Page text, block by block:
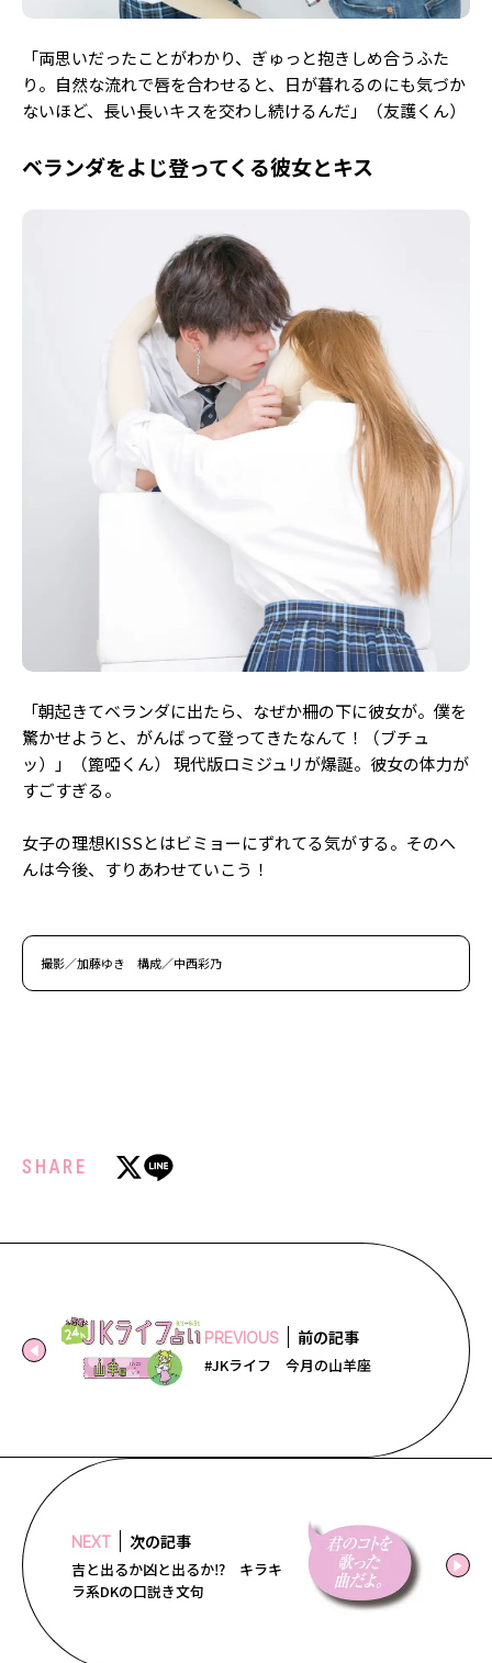
「両思いだったことがわかり、ぎゅっと抱きしめ合うふた
り。自然な流れで唇を合わせると、日が暮れるのにも気づか
ないほど、長い長いキスを交わし続けるんだ」（友護くん）
ベランダをよじ登ってくる彼女とキス
「朝起きてベランダに出たら、なぜか柵の下に彼女が。僕を
驚かせようと、がんばって登ってきたなんて！（ブチュ
ッ）」（篦啞くん） 現代版ロミジュリが爆誕。彼女の体力が
すごすぎる。
女子の理想KISSとはビミョーにずれてる気がする。そのへ
んは今後、すりあわせていこう！
撮影／加藤ゆき 構成／中西彩乃
SHARE
PREVIOUS 前の記事
#JKライフ 今月の山羊座
NEXT 次の記事
吉と出るか凶と出るか⁉ キラキ
ラ系DKの口説き文句